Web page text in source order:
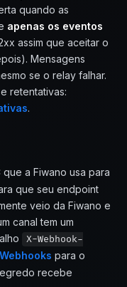
quando as
apenas os eventos
assim que aceitar o
Mensagens
se o relay falhar.
retentativas:
.
a Fiwano usa para
que seu endpoint
veio da Fiwano e
canal tem um
X-Webhook-
Webhooks para o
recebe